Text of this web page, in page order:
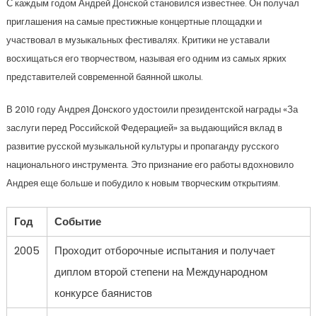
С каждым годом Андрей Донской становился известнее. Он получал
приглашения на самые престижные концертные площадки и
участвовал в музыкальных фестивалях. Критики не уставали
восхищаться его творчеством, называя его одним из самых ярких
представителей современной баянной школы.
В 2010 году Андрея Донского удостоили президентской награды «За
заслуги перед Российской Федерацией» за выдающийся вклад в
развитие русской музыкальной культуры и пропаганду русского
национального инструмента. Это признание его работы вдохновило
Андрея еще больше и побудило к новым творческим открытиям.
Год
Событие
2005
Проходит отборочные испытания и получает
диплом второй степени на Международном
конкурсе баянистов